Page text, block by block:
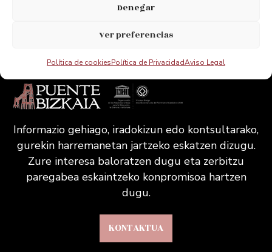
Denegar
Ver preferencias
Política de cookiesPolítica de PrivacidadAviso Legal
Informazio gehiago, iradokizun edo kontsultarako,
gurekin harremanetan jartzeko eskatzen dizugu.
Zure interesa baloratzen dugu eta zerbitzu
paregabea eskaintzeko konpromisoa hartzen
dugu.
KONTAKTUA